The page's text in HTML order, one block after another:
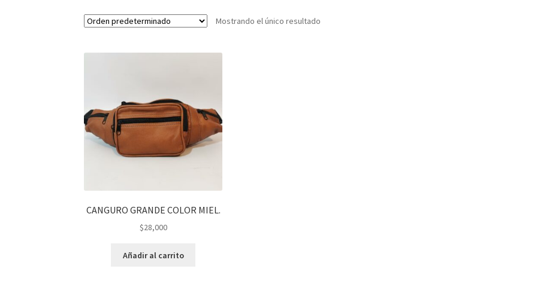
Mostrando el único resultado
CANGURO GRANDE COLOR MIEL.
$28,000
Añadir al carrito